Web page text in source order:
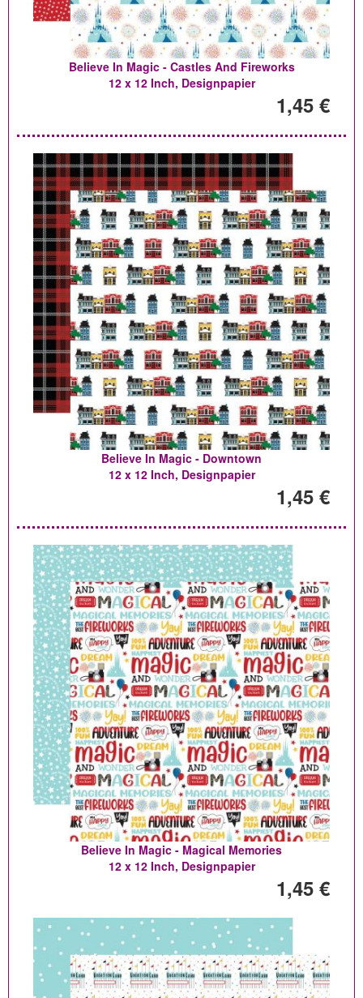
Believe In Magic - Castles And Fireworks
12 x 12 Inch, Designpapier
1,45 €
Believe In Magic - Downtown
12 x 12 Inch, Designpapier
1,45 €
Believe In Magic - Magical Memories
12 x 12 Inch, Designpapier
1,45 €